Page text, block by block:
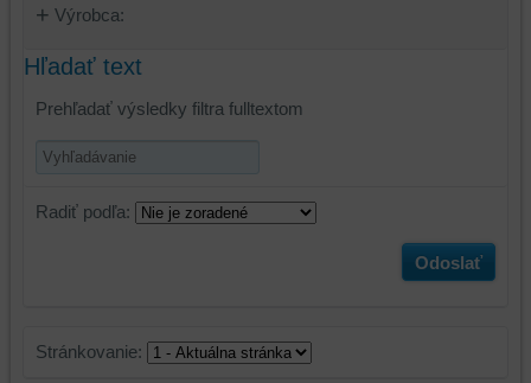
Výrobca:
Hľadať text
Prehľadať výsledky filtra fulltextom
Radiť podľa:
Odoslať
Stránkovanie: